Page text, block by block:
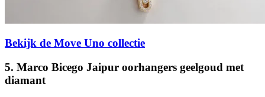
Bekijk de Move Uno collectie
5. Marco Bicego Jaipur oorhangers geelgoud met
diamant